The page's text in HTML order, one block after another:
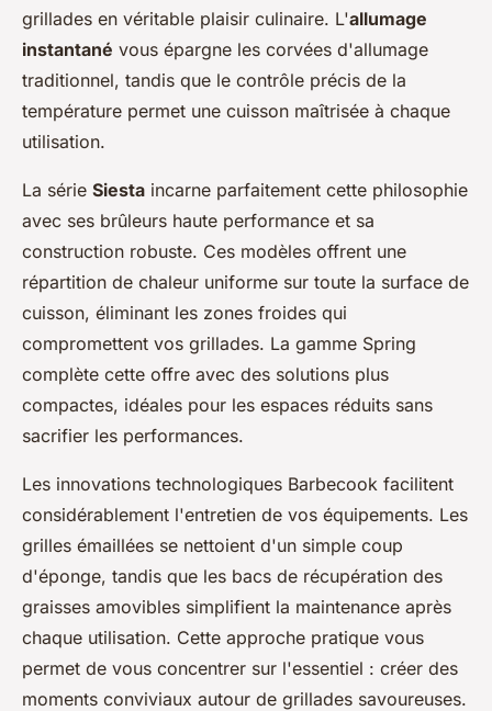
grillades en véritable plaisir culinaire. L'allumage
instantané vous épargne les corvées d'allumage
traditionnel, tandis que le contrôle précis de la
température permet une cuisson maîtrisée à chaque
utilisation.
La série Siesta incarne parfaitement cette philosophie
avec ses brûleurs haute performance et sa
construction robuste. Ces modèles offrent une
répartition de chaleur uniforme sur toute la surface de
cuisson, éliminant les zones froides qui
compromettent vos grillades. La gamme Spring
complète cette offre avec des solutions plus
compactes, idéales pour les espaces réduits sans
sacrifier les performances.
Les innovations technologiques Barbecook facilitent
considérablement l'entretien de vos équipements. Les
grilles émaillées se nettoient d'un simple coup
d'éponge, tandis que les bacs de récupération des
graisses amovibles simplifient la maintenance après
chaque utilisation. Cette approche pratique vous
permet de vous concentrer sur l'essentiel : créer des
moments conviviaux autour de grillades savoureuses.